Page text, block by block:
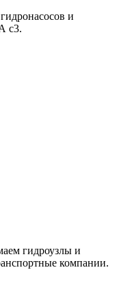
и
с3.
гидроузлы и
компании.